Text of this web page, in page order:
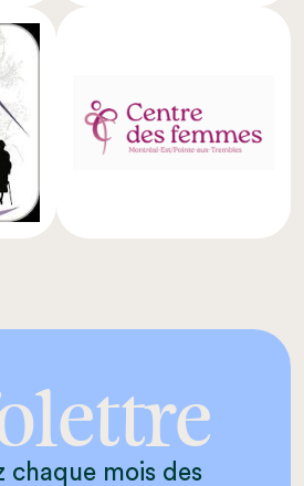
chaque mois des